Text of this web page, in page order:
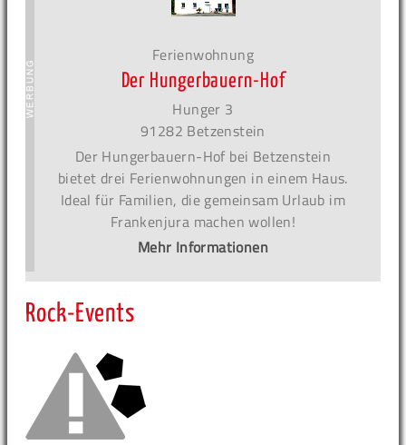
Ferienwohnung
Der Hungerbauern-Hof
Hunger 3
91282 Betzenstein
Der Hungerbauern-Hof bei Betzenstein
bietet drei Ferienwohnungen in einem Haus.
Ideal für Familien, die gemeinsam Urlaub im
Frankenjura machen wollen!
Mehr Informationen
Rock-Events